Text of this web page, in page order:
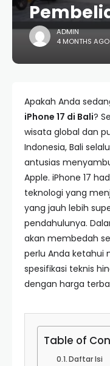
ADMIN
4 MONTHS AGO
Apakah Anda
iPhone 17 di Bali?
wisata global dan
Indonesia, Bali
antusias
Apple. iPhone 17
teknologi yang
yang jauh lebih
pendahulunya.
akan membedah
perlu Anda ketahui
spesifikasi teknis
dengan harga
Table of
Daftar Isi